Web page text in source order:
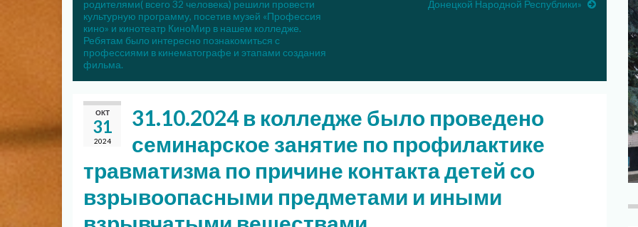
родителями( всего 32 человека) решили провести
культурную программу, посетив музей «Профессия
кино» и кинотеатр КиноМир в нашем колледже.
Ребятам было интересно познакомиться с
профессиями в кинематографе и этапами создания
фильма.
Донецкой Народной Республики»
ОКТ
31
2024
31.10.2024 в колледже было проведено
семинарское занятие по профилактике
травматизма по причине контакта детей со
взрывоопасными предметами и иными